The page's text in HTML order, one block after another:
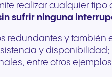
realizar cualquier
sufrir ninguna
redundantes y también
y disponibilidad;
entre otros